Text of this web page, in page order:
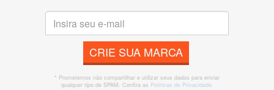
CRIE SUA MARCA
* Prometemos não compartilhar e utilizar seus dados para enviar
qualquer tipo de SPAM. Confira as Políticas de Privacidade.